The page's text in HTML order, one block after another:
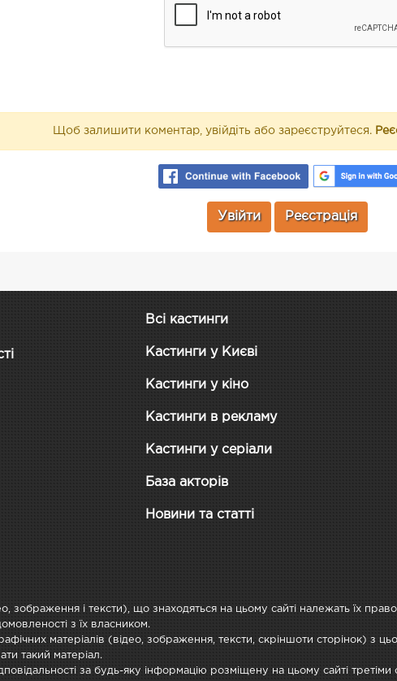
Щоб залишити коментар, увійдіть або зареєструйтеся.
Увійти Реєстрація
Всі кастинги
Кастинги у Києві
Кастинги у кіно
Кастинги в рекламу
Кастинги у серіали
База акторів
Новини та статті
зображення і тексти), що знаходяться на цьому сайті належать їх
з їх власником.
матеріалів (відео, зображення, тексти, скріншоти сторінок) з
такий матеріал.
за будь-яку інформацію розміщену на цьому сайті третіми